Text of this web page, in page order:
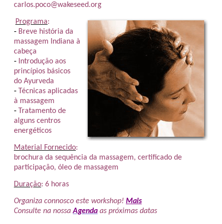
carlos.poco@wakeseed.org
Programa:
- Breve história da
massagem Indiana à
cabeça
- Introdução aos
princípios básicos
do Ayurveda
- Técnicas aplicadas
à massagem
- Tratamento de
alguns centros
energéticos
Material Fornecido:
brochura da sequência da massagem, certificado de
participação, óleo de massagem
Duração: 6 horas
Organiza connosco este workshop! Mais
Consulte na nossaAgenda as próximas datas